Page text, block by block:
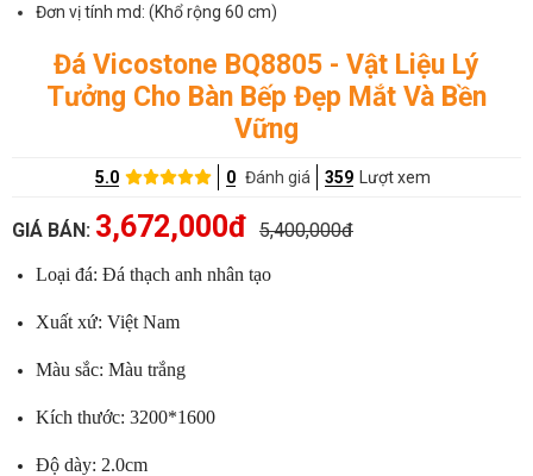
Đơn vị tính md: (Khổ rộng 60 cm)
Đá Vicostone BQ8805 - Vật Liệu Lý
Tưởng Cho Bàn Bếp Đẹp Mắt Và Bền
Vững
5.0 0 Đánh giá 359 Lượt xem
GIÁ BÁN: 3,672,000đ 5,400,000đ
Loại đá: Đá thạch anh nhân tạo
Xuất xứ: Việt Nam
Màu sắc: Màu trắng
Kích thước: 3200*1600
Độ dày: 2.0cm